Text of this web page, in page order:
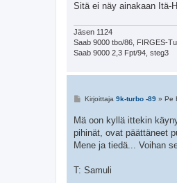
Sitä ei näy ainakaan Itä-
Jäsen 1124
Saab 9000 tbo/86, FIRGES-
Saab 9000 2,3 Fpt/94, steg3
V
e
s
t
Kirjoittaja 9k-turbo -89» Pe
Mä oon kyllä ittekin
pihinät, ovat päättäneet
Mene ja tiedä... Voihan
T: Samuli